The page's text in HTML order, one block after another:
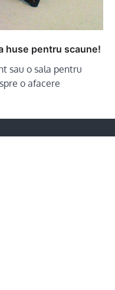
huse pentru scaune!
sau o sala pentru
o afacere